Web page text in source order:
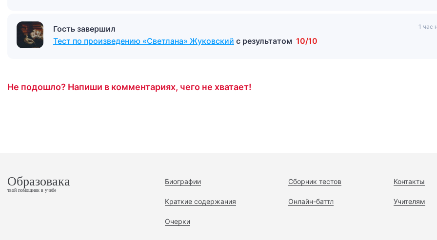
Гость завершил
Тест по произведению «Светлана» Жуковский с результатом 10/10
1 час
Не подошло? Напиши в комментариях, чего не хватает!
Образовака
твой помощник в учебе
Биографии
Краткие содержания
Очерки
Сборник тестов
Онлайн-баттл
Контакты
Учителям